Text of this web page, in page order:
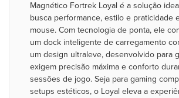
Magnético Fortrek Loyal é a solução
busca performance, estilo e praticidade
mouse. Com tecnologia de ponta, ele
um dock inteligente de carregamento
um design ultraleve, desenvolvido para
exigem precisão máxima e conforto
sessões de jogo. Seja para gaming
setups estéticos, o Loyal eleva a